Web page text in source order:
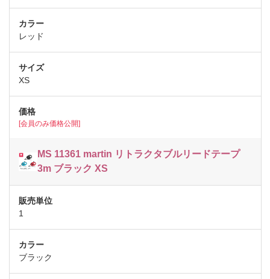
レッド
XS
[会員のみ価格公開]
MS 11361 martin リトラクタブルリードテープ
3m ブラック XS
1
ブラック